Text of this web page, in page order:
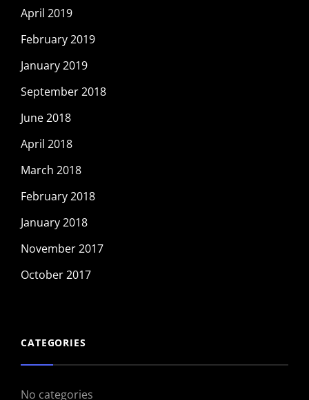
April 2019
February 2019
January 2019
September 2018
June 2018
April 2018
March 2018
February 2018
January 2018
November 2017
October 2017
CATEGORIES
No categories